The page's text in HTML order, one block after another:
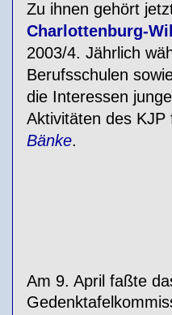
Zu ihnen gehört
Charlottenburg-
2003/4. Jährlich
Berufsschulen
die Interessen
Aktivitäten des
Bänke.
Am 9. April faßte